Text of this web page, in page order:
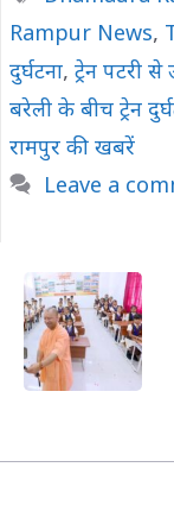
Rampur News,
दुर्घटना, ट्रेन पटरी से
बरेली के बीच ट्रेन
रामपुर की खबरें
Leave a